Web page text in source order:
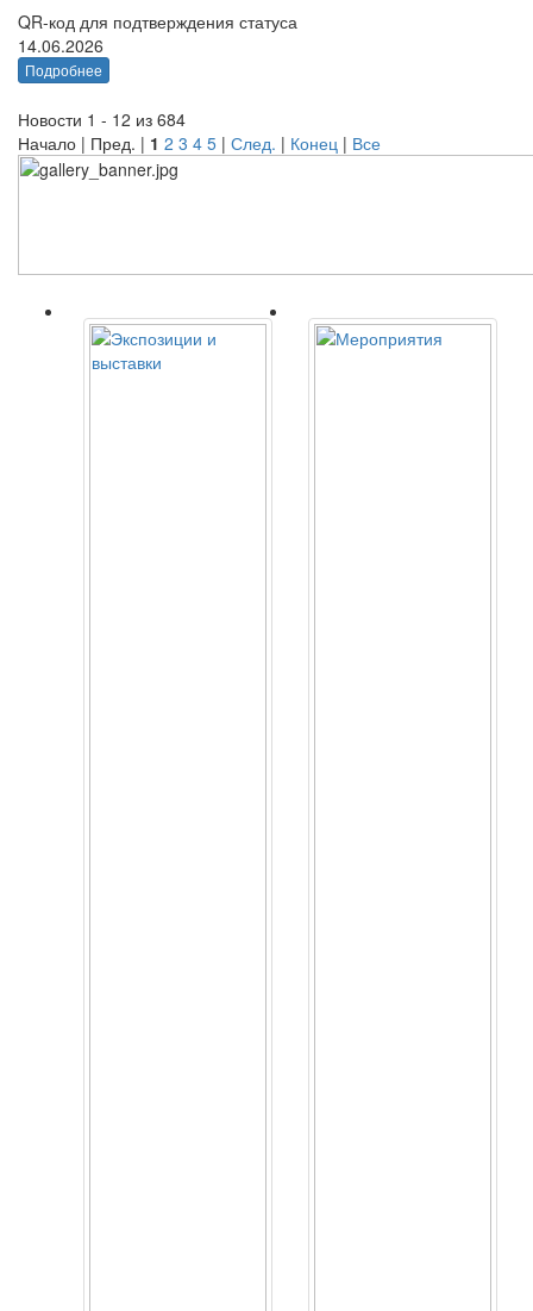
QR-код для подтверждения статуса
14.06.2026
Подробнее
Новости 1 - 12 из 684
Начало | Пред. | 1 2 3 4 5 | След. | Конец | Все